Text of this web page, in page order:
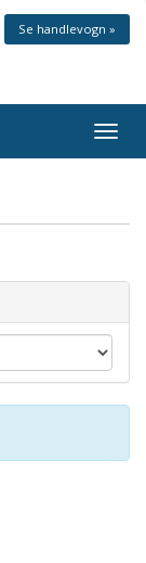
Se handlevogn »